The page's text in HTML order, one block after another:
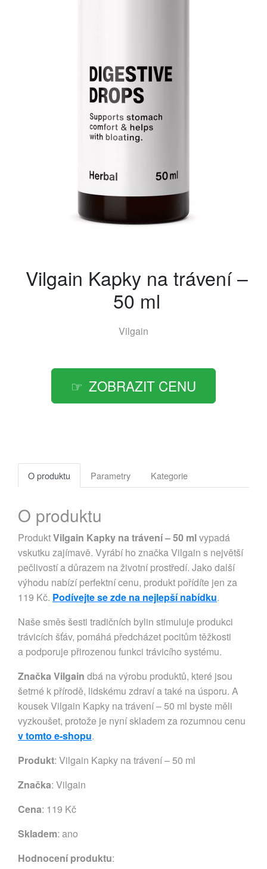
Vilgain Kapky na trávení –
50 ml
Vilgain
ZOBRAZIT CENU
O produktu Parametry Kategorie
O produktu
ProduktVilgain Kapky na trávení – 50 mlvypadá
vskutku zajímavě. Vyrábí ho značka Vilgain s největší
pečlivostí a důrazem na životní prostředí. Jako další
výhodu nabízí perfektní cenu, produkt pořídíte jen za
119 Kč. Podívejte se zde na nejlepší nabídku.
Naše směs šesti tradičních bylin stimuluje produkci
trávicích šťáv, pomáhá předcházet pocitům těžkosti
a podporuje přirozenou funkci trávicího systému.
Značka Vilgain dbá na výrobu produktů, které jsou
šetrné k přírodě, lidskému zdraví a také na úsporu. A
kousek Vilgain Kapky na trávení – 50 ml byste měli
vyzkoušet, protože je nyní skladem za rozumnou cenu
v tomto e-shopu.
Produkt: Vilgain Kapky na trávení – 50 ml
Značka: Vilgain
Cena: 119 Kč
Skladem: ano
Hodnocení produktu: